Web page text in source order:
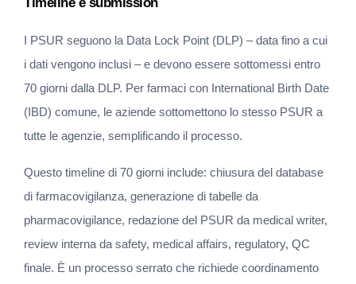
I PSUR seguono la Data Lock Point (DLP) – data fino a cui
i dati vengono inclusi – e devono essere sottomessi entro
70 giorni dalla DLP. Per farmaci con International Birth Date
(IBD) comune, le aziende sottomettono lo stesso PSUR a
tutte le agenzie, semplificando il processo.
Questo timeline di 70 giorni include: chiusura del database
di farmacovigilanza, generazione di tabelle da
pharmacovigilance, redazione del PSUR da medical writer,
review interna da safety, medical affairs, regulatory, QC
finale. È un processo serrato che richiede coordinamento